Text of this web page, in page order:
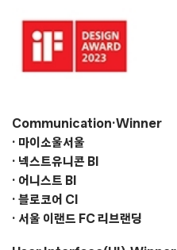
Communication·Winner
· 마이소울서울
· 넥스트유니콘 BI
· 어니스트 BI
· 블로코어 CI
· 서울 이랜드 FC 리브랜딩